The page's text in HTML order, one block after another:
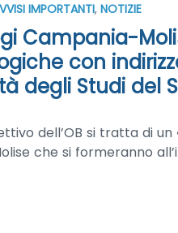
IMPORTANTI, NOTIZIE
Campania-
con
degli Studi del
dell’OB si tratta di
che si formeranno